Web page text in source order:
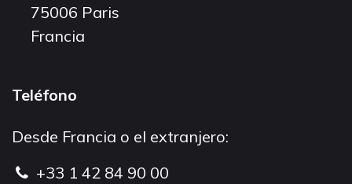
75006 Paris
Francia
Teléfono
Desde Francia o el extranjero:
+33 1 42 84 90 00